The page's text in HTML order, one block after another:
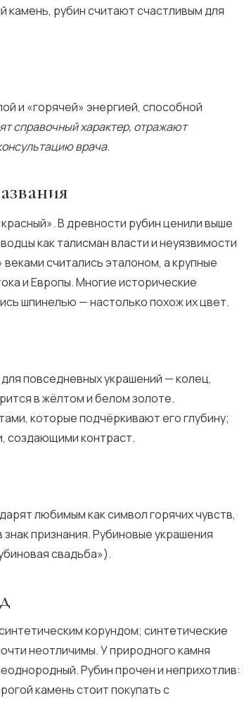
камень, рубин считают счастливым для
и «горячей» энергией, способной
справочный характер, отражают
врача.
В древности рубин ценили выше
как талисман власти и неуязвимости
считались эталоном, а крупные
и Европы. Многие исторические
шпинелью — настолько похож их цвет.
повседневных украшений — колец,
в жёлтом и белом золоте.
которые подчёркивают его глубину;
создающими контраст.
любимым как символ горячих чувств,
признания. Рубиновые украшения
свадьба»).
корундом; синтетические
неотличимы. У природного камня
Рубин прочен и неприхотлив:
камень стоит покупать с